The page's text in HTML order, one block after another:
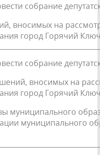
собрание
вносимых на
город Горячий
собрание
вносимых на
город Горячий
муниципального
муниципального